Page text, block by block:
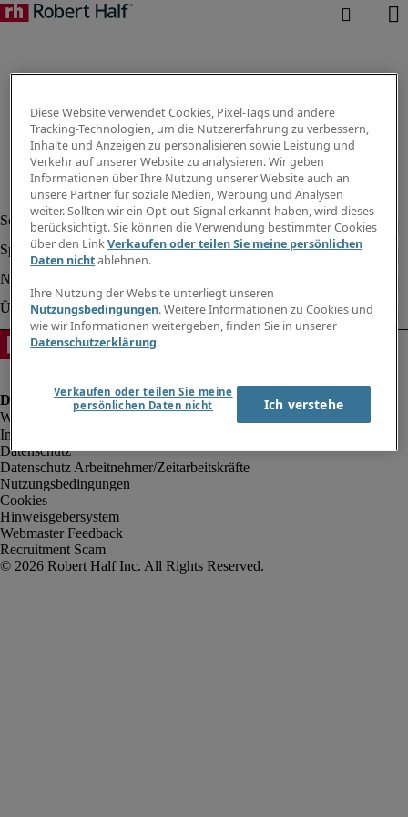
Impressum
Datenschutz
Datenschutz Arbeitnehmer/Zeitarbeitskräfte
Nutzungsbedingungen
Cookies
Hinweisgebersystem
Webmaster Feedback
Recruitment Scam
Diese Website verwendet Cookies, Pixel-Tags und andere
Tracking-Technologien, um die Nutzererfahrung zu verbessern,
Inhalte und Anzeigen zu personalisieren sowie Leistung und
Verkehr auf unserer Website zu analysieren. Wir geben
Informationen über Ihre Nutzung unserer Website auch an
unsere Partner für soziale Medien, Werbung und Analysen
weiter. Sollten wir ein Opt-out-Signal erkannt haben, wird dieses
berücksichtigt. Sie können die Verwendung bestimmter Cookies
über den LinkVerkaufen oder teilen Sie meine persönlichen
Daten nichtablehnen.
Ihre Nutzung der Website unterliegt unseren
Nutzungsbedingungen. Weitere Informationen zu Cookies und
wie wir Informationen weitergeben, finden Sie in unserer
Datenschutzerklärung.
Verkaufen oder teilen Sie meine
persönlichen Daten nicht
Ich verstehe